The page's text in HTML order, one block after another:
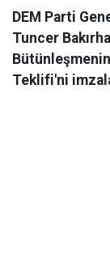
DEM Parti
Tuncer
Teklifi'ni